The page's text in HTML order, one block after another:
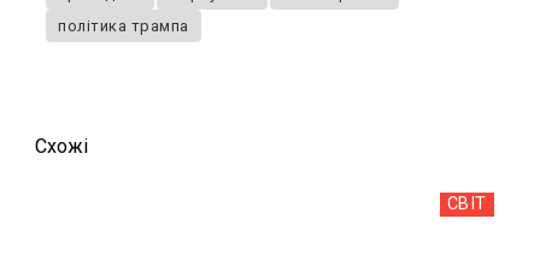
політика трампа
Схожi
СВІТ